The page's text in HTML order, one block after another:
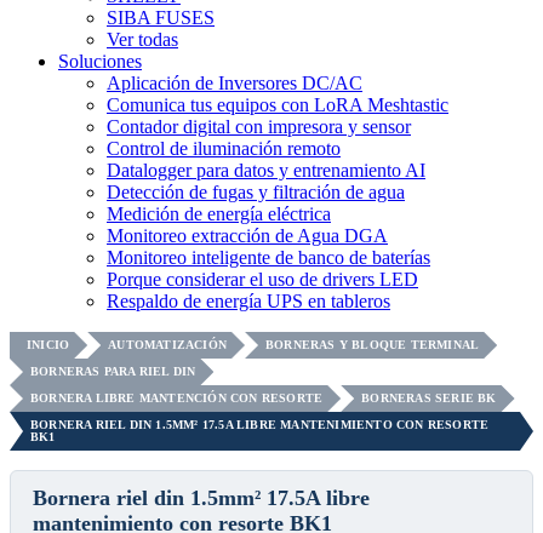
SIBA FUSES
Ver todas
Soluciones
Aplicación de Inversores DC/AC
Comunica tus equipos con LoRA Meshtastic
Contador digital con impresora y sensor
Control de iluminación remoto
Datalogger para datos y entrenamiento AI
Detección de fugas y filtración de agua
Medición de energía eléctrica
Monitoreo extracción de Agua DGA
Monitoreo inteligente de banco de baterías
Porque considerar el uso de drivers LED
Respaldo de energía UPS en tableros
INICIO AUTOMATIZACIÓN
BORNERAS Y BLOQUE TERMINAL
BORNERAS PARA RIEL DIN
BORNERA LIBRE MANTENCIÓN CON RESORTE
BORNERAS SERIE BK
BORNERA RIEL DIN 1.5MM² 17.5A LIBRE MANTENIMIENTO CON RESORTE
BK1
Bornera riel din 1.5mm² 17.5A libre
mantenimiento con resorte BK1